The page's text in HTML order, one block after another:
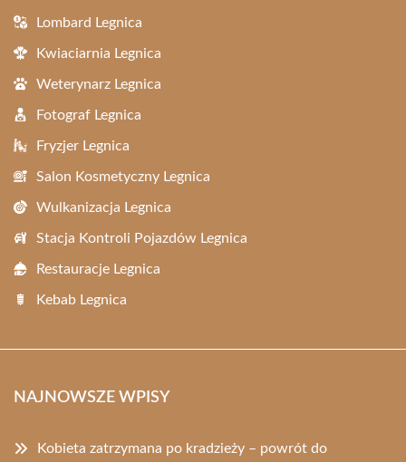
Lombard Legnica
Kwiaciarnia Legnica
Weterynarz Legnica
Fotograf Legnica
Fryzjer Legnica
Salon Kosmetyczny Legnica
Wulkanizacja Legnica
Stacja Kontroli Pojazdów Legnica
Restauracje Legnica
Kebab Legnica
NAJNOWSZE WPISY
Kobieta zatrzymana po kradzieży – powrót do